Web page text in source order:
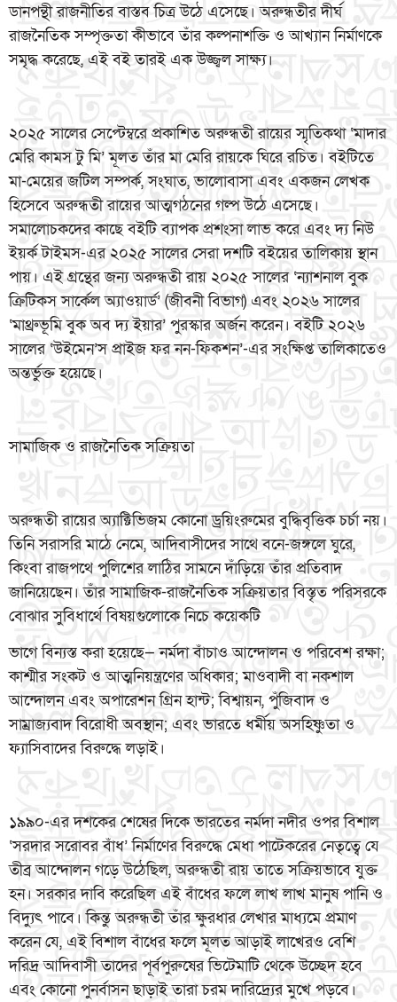
ডানপন্থী রাজনীতির বাস্তব চিত্র উঠে এসেছে। অরুন্ধতীর দীর্ঘ
রাজনৈতিক সম্পৃক্ততা কীভাবে তাঁর কল্পনাশক্তি ও আখ্যান নির্মাণকে
সমৃদ্ধ করেছে, এই বই তারই এক উজ্জ্বল সাক্ষ্য।
২০২৫ সালের সেপ্টেম্বরে প্রকাশিত অরুন্ধতী রায়ের স্মৃতিকথা ‘মাদার
মেরি কামস টু মি’ মূলত তাঁর মা মেরি রায়কে ঘিরে রচিত। বইটিতে
মা-মেয়ের জটিল সম্পর্ক, সংঘাত, ভালোবাসা এবং একজন লেখক
হিসেবে অরুন্ধতী রায়ের আত্মগঠনের গল্প উঠে এসেছে।
সমালোচকদের কাছে বইটি ব্যাপক প্রশংসা লাভ করে এবং দ্য নিউ
ইয়র্ক টাইমস-এর ২০২৫ সালের সেরা দশটি বইয়ের তালিকায় স্থান
পায়। এই গ্রন্থের জন্য অরুন্ধতী রায় ২০২৫ সালের ‘ন্যাশনাল বুক
ক্রিটিকস সার্কেল অ্যাওয়ার্ড’ (জীবনী বিভাগ) এবং ২০২৬ সালের
‘মাথ্রুভূমি বুক অব দ্য ইয়ার’ পুরস্কার অর্জন করেন। বইটি ২০২৬
সালের ‘উইমেন’স প্রাইজ ফর নন-ফিকশন’-এর সংক্ষিপ্ত তালিকাতেও
অন্তর্ভুক্ত হয়েছে।
সামাজিক ও রাজনৈতিক সক্রিয়তা
অরুন্ধতী রায়ের অ্যাক্টিভিজম কোনো ড্রয়িংরুমের বুদ্ধিবৃত্তিক চর্চা নয়।
তিনি সরাসরি মাঠে নেমে, আদিবাসীদের সাথে বনে-জঙ্গলে ঘুরে,
কিংবা রাজপথে পুলিশের লাঠির সামনে দাঁড়িয়ে তাঁর প্রতিবাদ
জানিয়েছেন। তাঁর সামাজিক-রাজনৈতিক সক্রিয়তার বিস্তৃত পরিসরকে
বোঝার সুবিধার্থে বিষয়গুলোকে নিচে কয়েকটি
ভাগে বিন্যস্ত করা হয়েছে— নর্মদা বাঁচাও আন্দোলন ও পরিবেশ রক্ষা;
কাশ্মীর সংকট ও আত্মনিয়ন্ত্রণের অধিকার; মাওবাদী বা নকশাল
আন্দোলন এবং অপারেশন গ্রিন হান্ট; বিশ্বায়ন, পুঁজিবাদ ও
সাম্রাজ্যবাদ বিরোধী অবস্থান; এবং ভারতে ধর্মীয় অসহিষ্ণুতা ও
ফ্যাসিবাদের বিরুদ্ধে লড়াই।
১৯৯০-এর দশকের শেষের দিকে ভারতের নর্মদা নদীর ওপর বিশাল
‘সরদার সরোবর বাঁধ’ নির্মাণের বিরুদ্ধে মেধা পাটেকরের নেতৃত্বে যে
তীব্র আন্দোলন গড়ে উঠেছিল, অরুন্ধতী রায় তাতে সক্রিয়ভাবে যুক্ত
হন। সরকার দাবি করেছিল এই বাঁধের ফলে লাখ লাখ মানুষ পানি ও
বিদ্যুৎ পাবে। কিন্তু অরুন্ধতী তাঁর ক্ষুরধার লেখার মাধ্যমে প্রমাণ
করেন যে, এই বিশাল বাঁধের ফলে মূলত আড়াই লাখেরও বেশি
দরিদ্র আদিবাসী তাদের পূর্বপুরুষের ভিটেমাটি থেকে উচ্ছেদ হবে
এবং কোনো পুনর্বাসন ছাড়াই তারা চরম দারিদ্র্যের মুখে পড়বে।